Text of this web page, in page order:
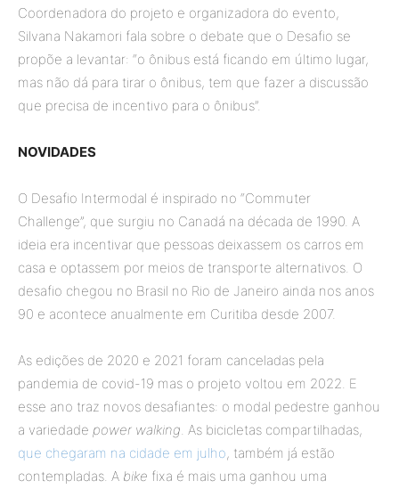
Coordenadora do projeto e organizadora do evento,
Silvana Nakamori fala sobre o debate que o Desafio se
propõe a levantar: “o ônibus está ficando em último lugar,
mas não dá para tirar o ônibus, tem que fazer a discussão
que precisa de incentivo para o ônibus”.
NOVIDADES
O Desafio Intermodal é inspirado no “Commuter
Challenge”, que surgiu no Canadá na década de 1990. A
ideia era incentivar que pessoas deixassem os carros em
casa e optassem por meios de transporte alternativos. O
desafio chegou no Brasil no Rio de Janeiro ainda nos anos
90 e acontece anualmente em Curitiba desde 2007.
As edições de 2020 e 2021 foram canceladas pela
pandemia de covid-19 mas o projeto voltou em 2022. E
esse ano traz novos desafiantes: o modal pedestre ganhou
a variedade power walking . As bicicletas compartilhadas,
que chegaram na cidade em julho, também já estão
contempladas. A bike fixa é mais uma ganhou uma